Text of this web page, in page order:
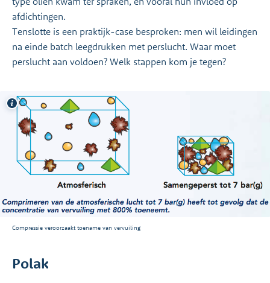
afdichtingen.
Tenslotte is een praktijk-case besproken: men wil leidingen
na einde batch leegdrukken met perslucht. Waar moet
perslucht aan voldoen? Welk stappen kom je tegen?
Compressie veroorzaakt toename van vervuiling
Polak